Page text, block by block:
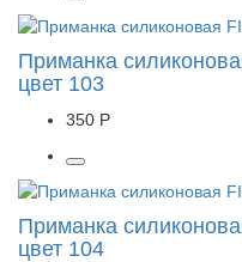
Приманка
цвет 103
350 Р
Приманка
цвет 104